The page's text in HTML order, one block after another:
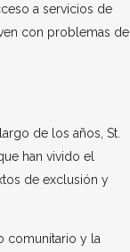
a servicios de
con problemas de
de los años, St.
han vivido el
de exclusión y
comunitario y la